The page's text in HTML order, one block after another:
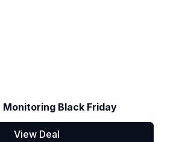
Monitoring Black Friday
View Deal